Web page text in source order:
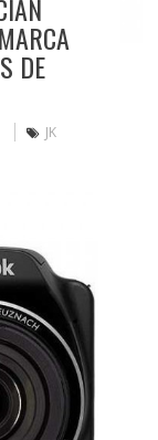
DE
JK